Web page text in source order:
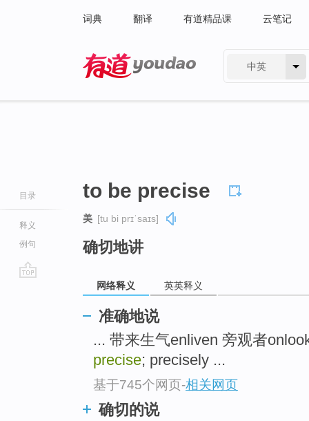
词典 翻译 有道精品课 云笔记
中英
目录
释义
例句
to be precise
美 [tu bi prɪˈsaɪs]
确切地讲
网络释义 英英释义
准确地说
... 带来生气enliven 旁观者
precise; precisely ...
基于745个网页-相关网页
确切的说